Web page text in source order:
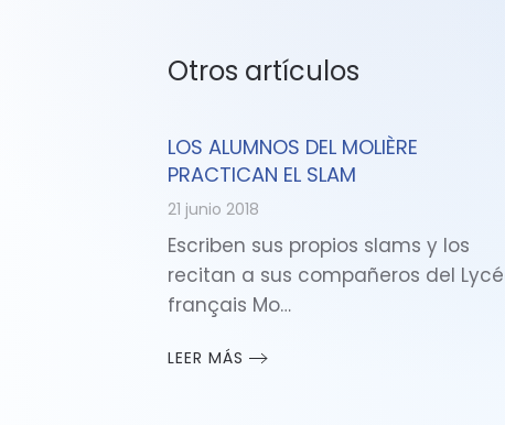
Otros artículos
LOS ALUMNOS DEL MOLIÈRE
PRACTICAN EL SLAM
21 junio 2018
Escriben sus propios slams y los
recitan a sus compañeros del
français Mo…
LEER MÁS